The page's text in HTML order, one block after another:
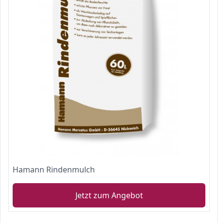
Hamann Rindenmulch
Jetzt zum Angebot